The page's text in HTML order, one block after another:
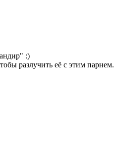
:)
разлучить её с этим парнем.